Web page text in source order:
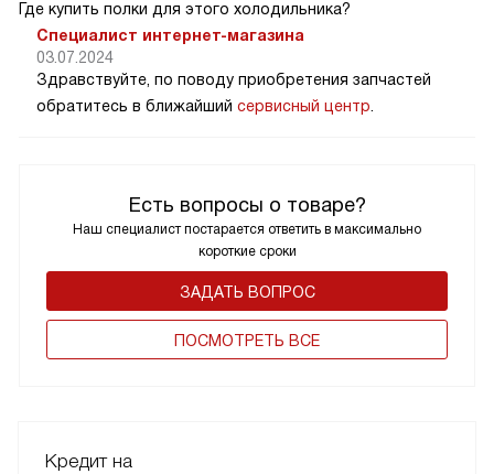
Есть вопросы о товаре?
Наш специалист постарается ответить в максимально
короткие сроки
ЗАДАТЬ ВОПРОС
ПОCМОТРЕТЬ ВСЕ
Где купить полки для этого холодильника?
Специалист интернет-магазина
03.07.2024
Здравствуйте, по поводу приобретения запчастей
обратитесь в ближайший сервисный центр
Кредит на